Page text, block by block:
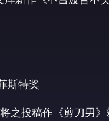
斯特奖
之投稿作《剪刀男》